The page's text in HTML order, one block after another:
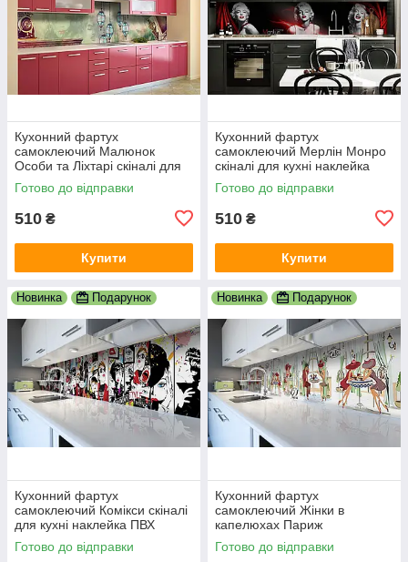
Кухонний фартух
самоклеючий Малюнок
Особи та Ліхтарі скіналі для
кухні наклейка ПВХ люди
зелений 600х2000 мм
Готово до відправки
510 ₴
Купити
Кухонний фартух
самоклеючий Мерлін Монро
скіналі для кухні наклейка
ПВХ дівчина люди чорний
600х2000 мм
Готово до відправки
510 ₴
Купити
Новинка Подарунок
Кухонний фартух
самоклеючий Комікси скіналі
для кухні наклейка ПВХ
малюнок люди білий
600х2000 мм
Готово до відправки
Новинка Подарунок
Кухонний фартух
самоклеючий Жінки в
капелюхах Париж
мальований скіналі для кухні
наклейка ПВХ беж 600х2000
Готово до відправки